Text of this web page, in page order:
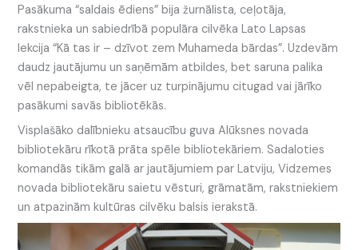
Pasākuma “saldais ēdiens” bija žurnālista, ceļotāja,
rakstnieka un sabiedrībā populāra cilvēka Lato Lapsas
lekcija “Kā tas ir – dzīvot zem Muhameda bārdas”. Uzdevām
daudz jautājumu un saņēmām atbildes, bet saruna palika
vēl nepabeigta, te jācer uz turpinājumu citugad vai jārīko
pasākumi savās bibliotēkās.
Visplašāko dalībnieku atsaucību guva Alūksnes novada
bibliotekāru rīkotā prāta spēle bibliotekāriem. Sadaloties
komandās tikām galā ar jautājumiem par Latviju, Vidzemes
novada bibliotekāru saietu vēsturi, grāmatām, rakstniekiem
un atpazinām kultūras cilvēku balsis ierakstā.